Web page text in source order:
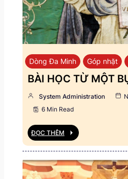
Dòng Đa Minh Góp nhặt
BÀI HỌC TỪ MỘT
System Administration
6 Min Read
ĐỌC THÊM